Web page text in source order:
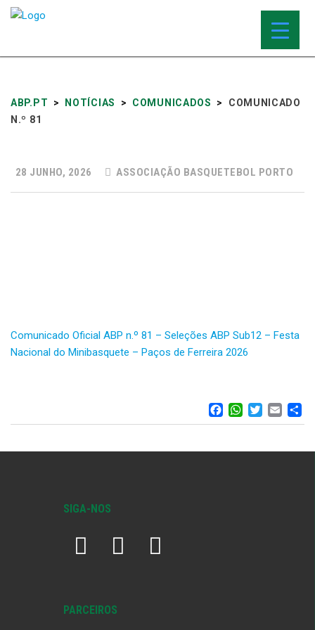
ABP.PT > NOTÍCIAS > COMUNICADOS >
COMUNICADO
N.º 81
28 JUNHO, 2026 ASSOCIAÇÃO BASQUETEBOL PORTO
Comunicado Oficial ABP n.º 81 – Seleções ABP Sub12 – Festa
Nacional do Minibasquete – Paços de Ferreira 2026
SIGA-NOS
PARCEIROS